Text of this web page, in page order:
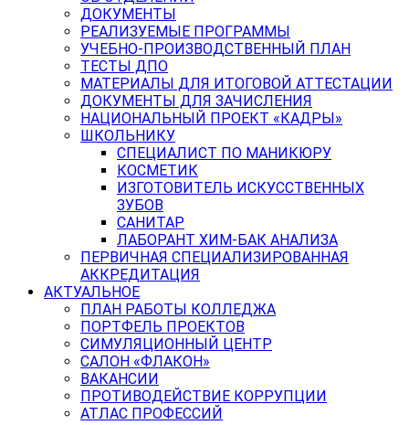
ДОКУМЕНТЫ
РЕАЛИЗУЕМЫЕ ПРОГРАММЫ
УЧЕБНО-ПРОИЗВОДСТВЕННЫЙ ПЛАН
ТЕСТЫ ДПО
МАТЕРИАЛЫ ДЛЯ ИТОГОВОЙ АТТЕСТАЦИИ
ДОКУМЕНТЫ ДЛЯ ЗАЧИСЛЕНИЯ
НАЦИОНАЛЬНЫЙ ПРОЕКТ «КАДРЫ»
ШКОЛЬНИКУ
СПЕЦИАЛИСТ ПО МАНИКЮРУ
КОСМЕТИК
ИЗГОТОВИТЕЛЬ ИСКУССТВЕННЫХ
ЗУБОВ
САНИТАР
ЛАБОРАНТ ХИМ-БАК АНАЛИЗА
ПЕРВИЧНАЯ СПЕЦИАЛИЗИРОВАННАЯ
АККРЕДИТАЦИЯ
АКТУАЛЬНОЕ
ПЛАН РАБОТЫ КОЛЛЕДЖА
ПОРТФЕЛЬ ПРОЕКТОВ
СИМУЛЯЦИОННЫЙ ЦЕНТР
САЛОН «ФЛАКОН»
ВАКАНСИИ
ПРОТИВОДЕЙСТВИЕ КОРРУПЦИИ
АТЛАС ПРОФЕССИЙ